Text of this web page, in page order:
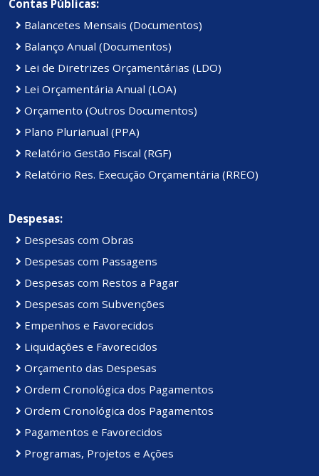
Contas Públicas:
Balancetes Mensais (Documentos)
Balanço Anual (Documentos)
Lei de Diretrizes Orçamentárias (LDO)
Lei Orçamentária Anual (LOA)
Orçamento (Outros Documentos)
Plano Plurianual (PPA)
Relatório Gestão Fiscal (RGF)
Relatório Res. Execução Orçamentária (RREO)
Despesas:
Despesas com Obras
Despesas com Passagens
Despesas com Restos a Pagar
Despesas com Subvenções
Empenhos e Favorecidos
Liquidações e Favorecidos
Orçamento das Despesas
Ordem Cronológica dos Pagamentos
Ordem Cronológica dos Pagamentos
Pagamentos e Favorecidos
Programas, Projetos e Ações